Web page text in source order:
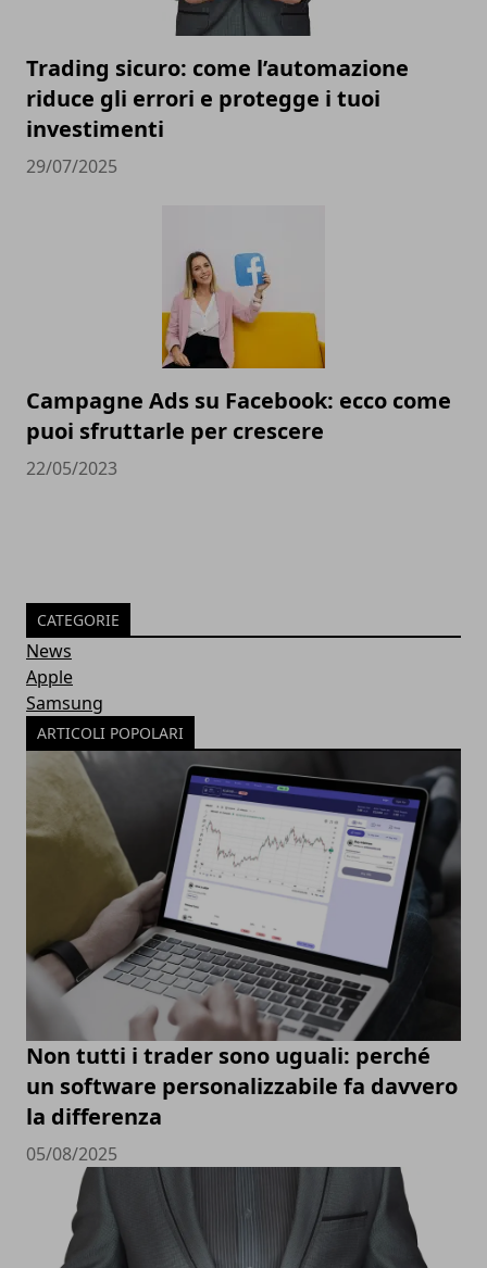
Trading sicuro: come l’automazione
riduce gli errori e protegge i tuoi
investimenti
29/07/2025
Campagne Ads su Facebook: ecco come
puoi sfruttarle per crescere
22/05/2023
CATEGORIE
News
Apple
Samsung
ARTICOLI POPOLARI
Non tutti i trader sono uguali: perché
un software personalizzabile fa davvero
la differenza
05/08/2025